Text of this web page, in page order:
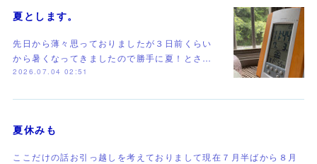
夏とします。
先日から薄々思っておりましたが３日前くらい
から暑くなってきましたので勝手に夏！とさ…
2026.07.04 02:51
夏休みも
ここだけの話お引っ越しを考えておりまして現在７月半ばから８月